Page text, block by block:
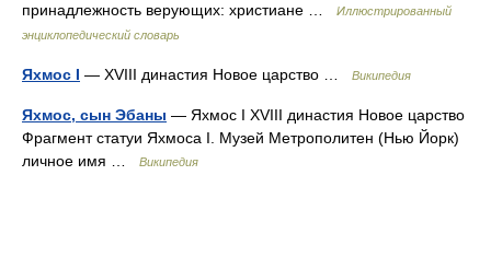
принадлежность верующих: христиане …
Иллюстрированный
энциклопедический словарь
Яхмос I — XVIII династия Новое царство … Википедия
Яхмос, сын Эбаны — Яхмос I XVIII династия Новое царство
Фрагмент статуи Яхмоса I. Музей Метрополитен (Нью Йорк)
личное имя …
Википедия